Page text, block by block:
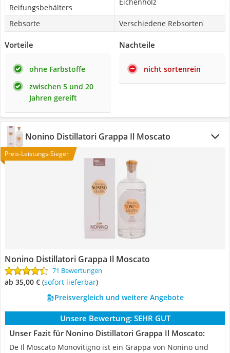
Reifungsbehälters
Rebsorte Verschiedene Rebsorten
Vorteile
ohne Farbstoffe
zwischen 5 und 20
Jahren gereift
Nachteile
nicht sortenrein
Nonino Distillatori Grappa Il Moscato
Preis-Leistungs-Sieger
Nonino Distillatori Grappa Il Moscato
71 Bewertungen
ab 35,00 € ( Sofort lieferbar)
Preisvergleich und weitere Angebote
Unsere Bewertung: SEHR GUT
Unser Fazit für Nonino Distillatori Grappa Il Moscato:
De Il Moscato Monovitigno ist ein Grappa von Nonino und